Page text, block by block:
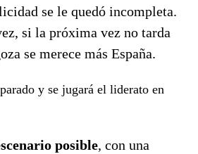
se le quedó incompleta.
si la próxima vez no tarda
se merece más España.
y se jugará el liderato en
posible, con una